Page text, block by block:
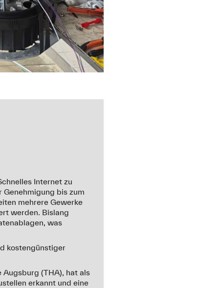
Internet zu
bis zum
mehrere Gewerke
werden. Bislang
was
kostengünstiger
(THA), hat als
erkannt und eine